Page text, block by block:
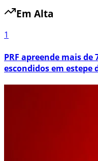
Em Alta
1
PRF apreende mais
escondidos em estepe